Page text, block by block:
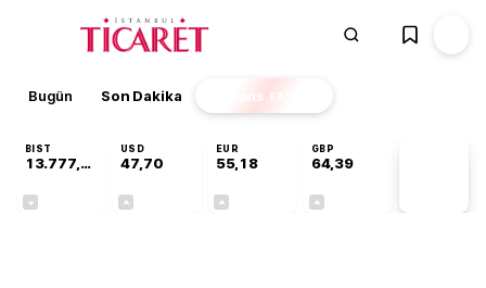
Bugün Son Dakika Finans EKSTRA
BIST
13.777,39
USD
47,70
EUR
55,18
GBP
64,39